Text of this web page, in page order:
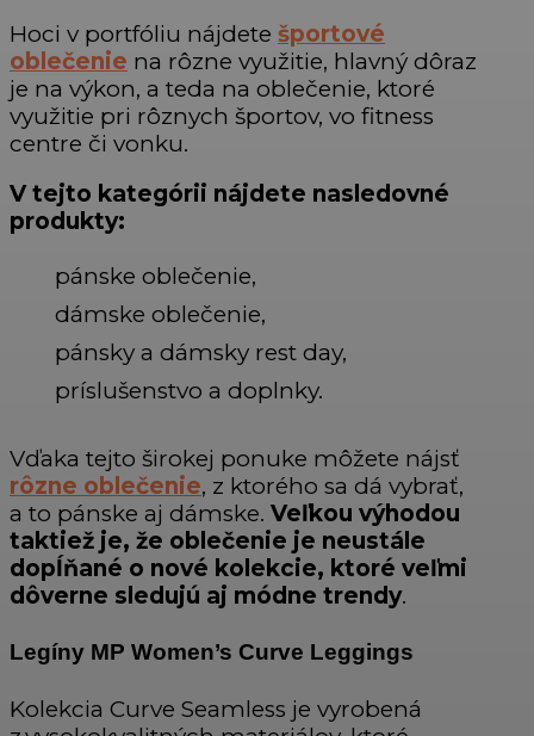
Hoci v portfóliu nájdete športové
oblečenie na rôzne využitie, hlavný dôraz
je na výkon, a teda na oblečenie, ktoré
využitie pri rôznych športov, vo fitness
centre či vonku.
V tejto kategórii nájdete nasledovné
produkty:
pánske oblečenie,
dámske oblečenie,
pánsky a dámsky rest day,
príslušenstvo a doplnky.
Vďaka tejto širokej ponuke môžete nájsť
rôzne oblečenie, z ktorého sa dá vybrať,
a to pánske aj dámske. Veľkou výhodou
taktiež je, že oblečenie je neustále
dopĺňané o nové kolekcie, ktoré veľmi
dôverne sledujú aj módne trendy.
Legíny MP Women’s Curve Leggings
Kolekcia Curve Seamless je vyrobená